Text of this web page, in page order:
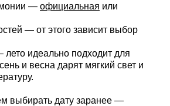
— официальная или
— от этого зависит выбор
идеально подходит для
и весна дарят мягкий свет и
выбирать дату заранее —